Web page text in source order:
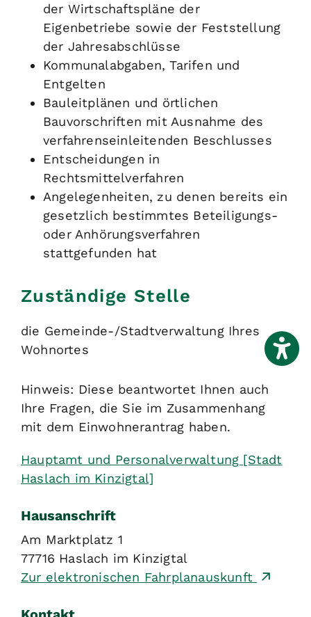
der Wirtschaftspläne der
Eigenbetriebe sowie der Feststellung
der Jahresabschlüsse
Kommunalabgaben, Tarifen und
Entgelten
Bauleitplänen und örtlichen
Bauvorschriften mit Ausnahme des
verfahrenseinleitenden Beschlusses
Entscheidungen in
Rechtsmittelverfahren
Angelegenheiten, zu denen bereits ein
gesetzlich bestimmtes Beteiligungs-
oder Anhörungsverfahren
stattgefunden hat
Zuständige Stelle
die Gemeinde-/Stadtverwaltung Ihres
Wohnortes
Hinweis: Diese beantwortet Ihnen auch
Ihre Fragen, die Sie im Zusammenhang
mit dem Einwohnerantrag haben.
Hauptamt und Personalverwaltung [Stadt
Haslach im Kinzigtal]
Hausanschrift
Am Marktplatz 1
77716 Haslach im Kinzigtal
Zur elektronischen Fahrplanauskunft